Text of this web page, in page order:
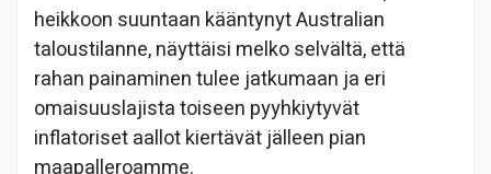
heikkoon suuntaan kääntynyt Australian
taloustilanne, näyttäisi melko selvältä, että
rahan painaminen tulee jatkumaan ja eri
omaisuuslajista toiseen pyyhkiytyvät
inflatoriset aallot kiertävät jälleen pian
maapalleroamme.